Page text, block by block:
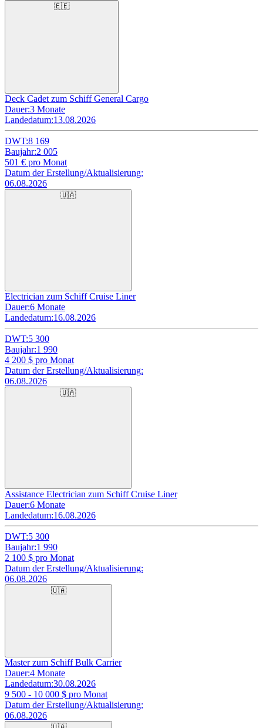
🇪🇪
Deck Cadet zum Schiff General Cargo
Dauer:3 Monate
Landedatum:13.08.2026
DWT:8 169
Baujahr:2 005
501 € pro Monat
Datum der Erstellung/Aktualisierung:
06.08.2026
🇺🇦
Electrician zum Schiff Cruise Liner
Dauer:6 Monate
Landedatum:16.08.2026
DWT:5 300
Baujahr:1 990
4 200 $ pro Monat
Datum der Erstellung/Aktualisierung:
06.08.2026
🇺🇦
Assistance Electrician zum Schiff Cruise Liner
Dauer:6 Monate
Landedatum:16.08.2026
DWT:5 300
Baujahr:1 990
2 100 $ pro Monat
Datum der Erstellung/Aktualisierung:
06.08.2026
🇺🇦
Master zum Schiff Bulk Carrier
Dauer:4 Monate
Landedatum:30.08.2026
9 500 - 10 000 $ pro Monat
Datum der Erstellung/Aktualisierung:
06.08.2026